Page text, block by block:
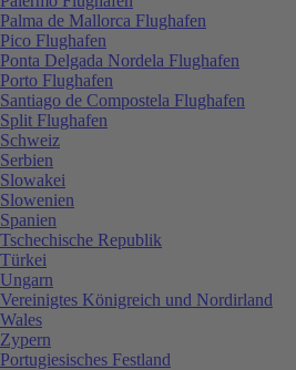
Palma de Mallorca Flughafen
Pico Flughafen
Ponta Delgada Nordela Flughafen
Porto Flughafen
Santiago de Compostela Flughafen
Split Flughafen
Schweiz
Serbien
Slowakei
Slowenien
Spanien
Tschechische Republik
Türkei
Ungarn
Vereinigtes Königreich und Nordirland
Wales
Zypern
Portugiesisches Festland